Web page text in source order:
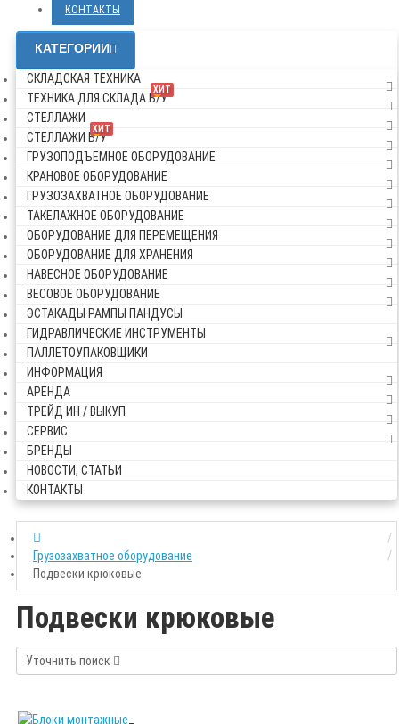
КОНТАКТЫ
КАТЕГОРИИ
СКЛАДСКАЯ ТЕХНИКА
ХИТ
ТЕХНИКА ДЛЯ СКЛАДА Б/У
СТЕЛЛАЖИ
ХИТ
СТЕЛЛАЖИ Б/У
ГРУЗОПОДЪЕМНОЕ ОБОРУДОВАНИЕ
КРАНОВОЕ ОБОРУДОВАНИЕ
ГРУЗОЗАХВАТНОЕ ОБОРУДОВАНИЕ
ТАКЕЛАЖНОЕ ОБОРУДОВАНИЕ
ОБОРУДОВАНИЕ ДЛЯ ПЕРЕМЕЩЕНИЯ
ОБОРУДОВАНИЕ ДЛЯ ХРАНЕНИЯ
НАВЕСНОЕ ОБОРУДОВАНИЕ
ВЕСОВОЕ ОБОРУДОВАНИЕ
ЭСТАКАДЫ РАМПЫ ПАНДУСЫ
ГИДРАВЛИЧЕСКИЕ ИНСТРУМЕНТЫ
ПАЛЛЕТОУПАКОВЩИКИ
ИНФОРМАЦИЯ
АРЕНДА
ТРЕЙД ИН / ВЫКУП
СЕРВИС
БРЕНДЫ
НОВОСТИ, СТАТЬИ
КОНТАКТЫ
Грузозахватное оборудование
Подвески крюковые
Подвески крюковые
Уточнить поиск